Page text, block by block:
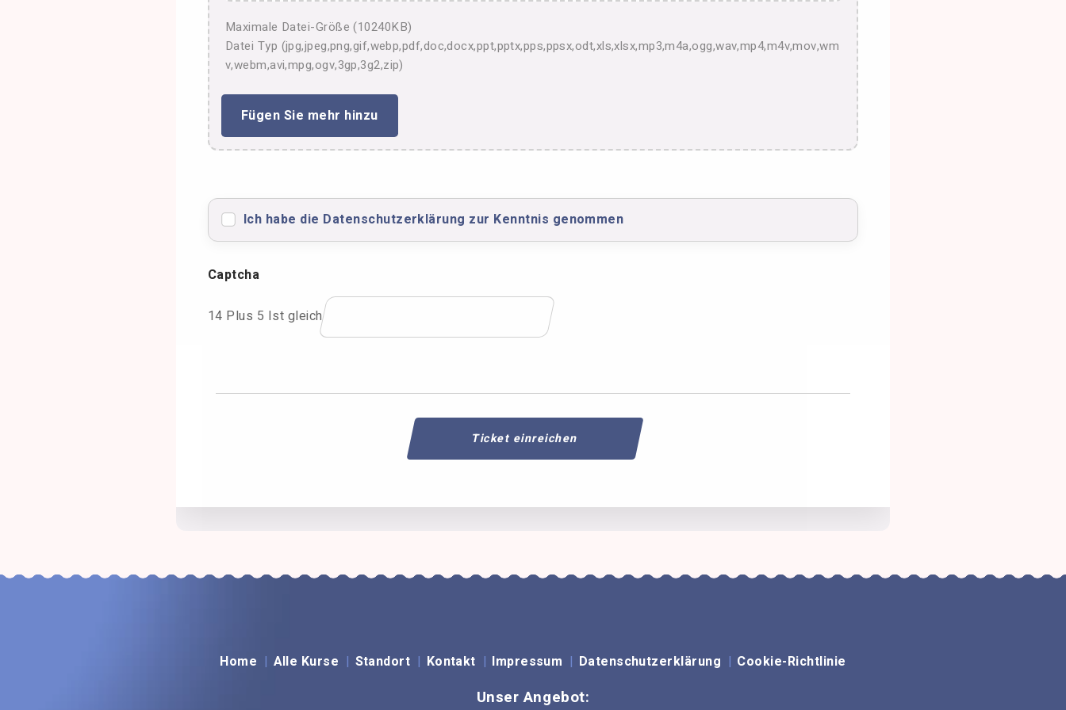
Maximale Datei-Größe (10240KB)
Datei Typ (jpg,jpeg,png,gif,webp,pdf,doc,docx,ppt,pptx,pps,ppsx,odt,xls,xlsx,mp3,m4a,ogg,wav,mp4,m4v,mov,wm
v,webm,avi,mpg,ogv,3gp,3g2,zip)
Fügen Sie mehr hinzu
Ich habe die Datenschutzerklärung zur Kenntnis genommen
Captcha
14 Plus 5 Ist gleich
Home Alle Kurse Standort Kontakt Impressum Datenschutzerklärung Cookie-Richtlinie
Unser Angebot: